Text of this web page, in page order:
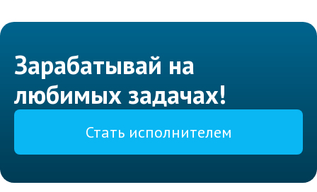
Зарабатывай на
любимых задачах!
Стать исполнителем